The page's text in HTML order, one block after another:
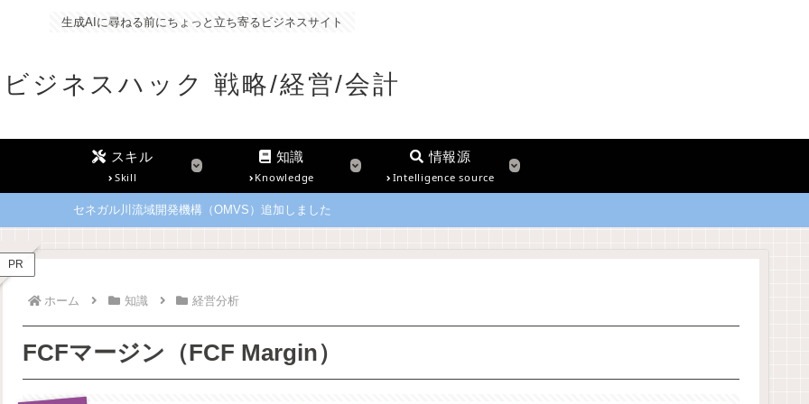
生成AIに尋ねる前にちょっと立ち寄るビジネスサイト
ビジネスハック 戦略/経営/会計
スキル
Skill
知識
Knowledge
情報源
Intelligence source
セネガル川流域開発機構（OMVS）追加しました
PR
ホーム 知識 経営分析
FCFマージン（FCF Margin）